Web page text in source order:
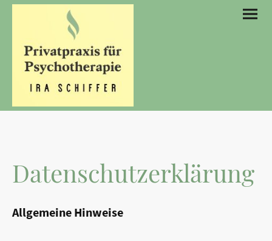
Datenschutzerklärung
Allgemeine Hinweise